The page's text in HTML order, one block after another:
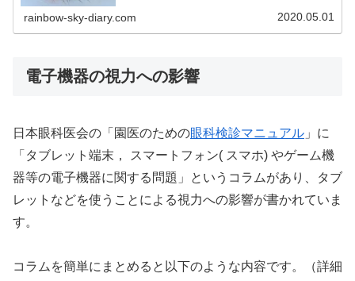
ません。私が子供の頃から気をつけてきたことについて、
眼科系の学会で紹介されている内容も踏まえてご紹介しま
rainbow-sky-diary.com 2020.05.01
電子機器の視力への影響
日本眼科医会の「園医のための眼科検診マニュアル 」に
「タブレット端末， スマートフォン( スマホ) やゲーム機
器等の電子機器に関する問題」というコラムがあり、タブ
レットなどを使うことによる視力への影響が書かれていま
す。
コラムを簡単にまとめると以下のような内容です。（詳細